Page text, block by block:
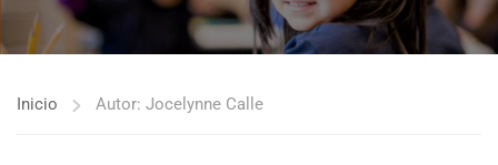
Inicio Autor: Jocelynne Calle